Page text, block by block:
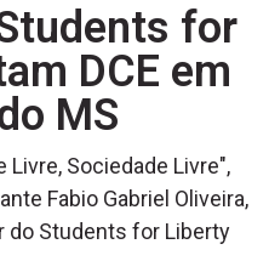
for
DCE em
MS
Livre, Sociedade Livre",
Fabio Gabriel Oliveira,
do Students for Liberty